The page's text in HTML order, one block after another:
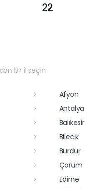
22
bir il seçin
Afyon
Antalya
Balıkesir
Bilecik
Burdur
Çorum
Edirne